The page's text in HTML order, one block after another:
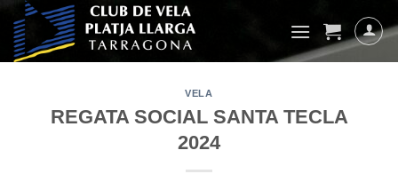
Skip
content
VELA
REGATA SOCIAL SANTA TECLA
2024